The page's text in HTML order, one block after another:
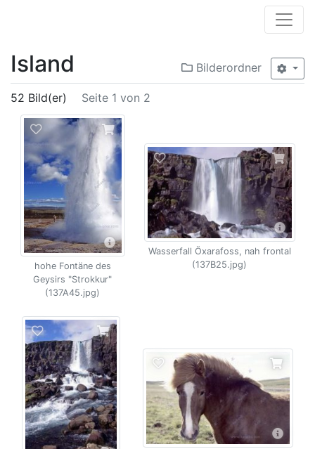
Bilderordner
Island
52 Bild(er) Seite 1 von 2
hohe Fontäne des
Geysirs "Strokkur"
(137A45.jpg)
Wasserfall Öxarafoss, nah frontal
(137B25.jpg)